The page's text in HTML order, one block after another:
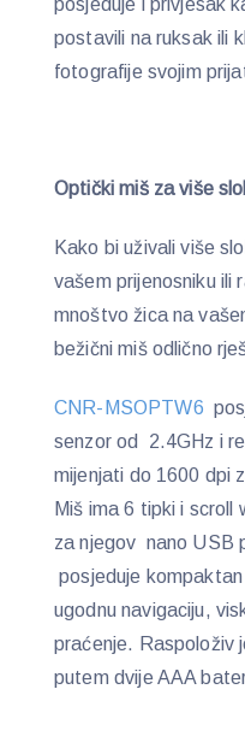
postavili na ruksak ili
fotografije svojim
Optički miš za više
Kako bi uživali više
vašem prijenosniku ili
mnoštvo žica na
bežični miš odlično
CNR-MSOPTW6
senzor od 2.4GHz i
mijenjati do 1600 dpi
Miš ima 6 tipki i
za njegov nano USB
posjeduje
ugodnu navigaciju,
praćenje. Raspoloživ
putem dvije AAA